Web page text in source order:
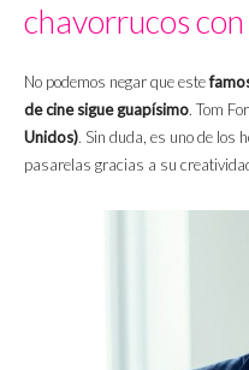
chavorrucos
No podemos negar que este
de cine sigue guapísimo. Tom
Unidos). Sin duda, es uno de los
pasarelas gracias a su